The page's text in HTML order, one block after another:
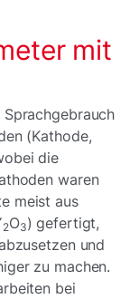
mit
(Kathode,
die
waren
meist aus
2O3) gefertigt,
und
zu machen.
bei